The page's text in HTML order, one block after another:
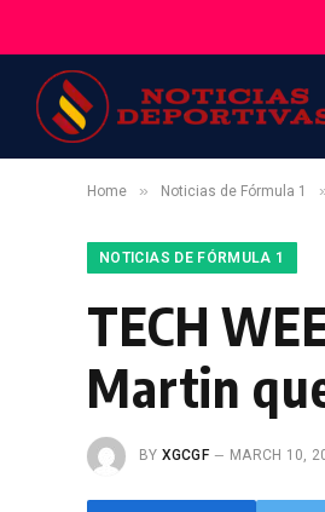
Home » Noticias de Fórmula 1
NOTICIAS DE FÓRMULA 1
TECH
Martin
BY XGCGF MARCH 10,